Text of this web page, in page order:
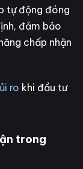
tự động đóng
đảm bảo
chấp nhận
ro khi đầu tư
trong